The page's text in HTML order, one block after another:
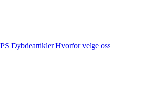
DybdeartiklerHvorfor velge oss